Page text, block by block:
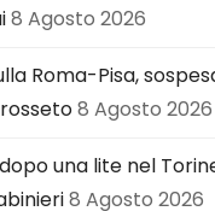
8 Agosto 2026
Roma-Pisa,
8 Agosto 2026
una lite nel
8 Agosto 2026